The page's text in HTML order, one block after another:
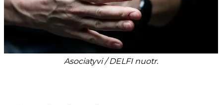
Asociatyvi / DELFI nuotr.